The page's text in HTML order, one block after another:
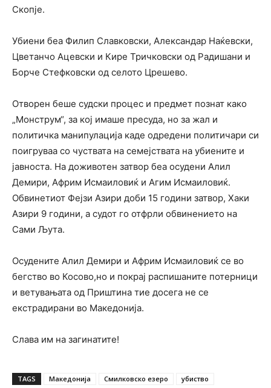
Скопје.
Убиени беа Филип Славковски, Александар Наќевски,
Цветанчо Ацевски и Кире Тричковски од Радишани и
Борче Стефковски од селото Црешево.
Отворен беше судски процес и предмет познат како
„Монструм“, за кој имаше пресуда, но за жал и
политичка манипулација каде одредени политичари си
поигруваа со чуствата на семејствата на убиените и
јавноста. На доживотен затвор беа осудени Алил
Демири, Африм Исмаиловиќ и Агим Исмаиловиќ.
Обвинетиот Фејзи Азири доби 15 години затвор, Хаки
Азири 9 години, а судот го отфрли обвинението на
Сами Љута.
Осудените Алил Демири и Африм Исмаиловиќ се во
бегство во Косово,но и покрај распишаните потерници
и ветувањата од Приштина тие досега не се
екстрадирани во Македонија.
Слава им на загинатите!
TAGS Македонија Смилковско езеро убиство